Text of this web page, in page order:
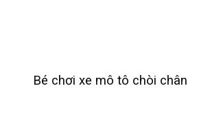
Bé chơi xe mô tô chòi chân